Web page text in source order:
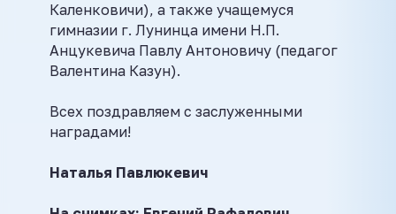
Каленковичи), а также учащемуся
гимназии г. Лунинца имени Н.П.
Анцукевича Павлу Антоновичу (педагог
Валентина Казун).
Всех поздравляем с заслуженными
наградами!
Наталья Павлюкевич